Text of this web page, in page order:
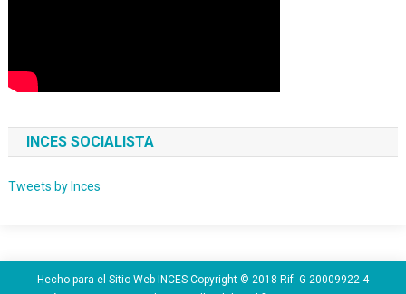
INCES SOCIALISTA
Tweets by Inces
Hecho para el Sitio Web INCES Copyright © 2018 Rif: G-20009922-4